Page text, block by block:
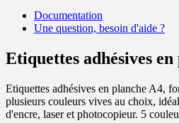
Documentation
Une question, besoin d'aide ?
Etiquettes adhésives en
Etiquettes adhésives en planche A4,
plusieurs couleurs vives au choix,
d'encre, laser et photocopieur. 5